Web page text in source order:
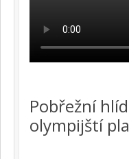
Pobřežní
olympijští